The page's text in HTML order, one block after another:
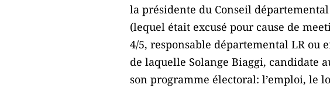
la présidente du Conseil
(lequel était excusé pour cause de
4/5, responsable départemental LR ou
de laquelle Solange Biaggi, candidate
son programme électoral: l’emploi, le